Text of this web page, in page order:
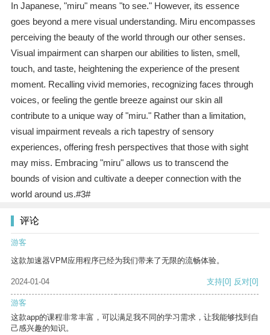
In Japanese, "miru" means "to see." However, its essence
goes beyond a mere visual understanding. Miru encompasses
perceiving the beauty of the world through our other senses.
Visual impairment can sharpen our abilities to listen, smell,
touch, and taste, heightening the experience of the present
moment. Recalling vivid memories, recognizing faces through
voices, or feeling the gentle breeze against our skin all
contribute to a unique way of "miru." Rather than a limitation,
visual impairment reveals a rich tapestry of sensory
experiences, offering fresh perspectives that those with sight
may miss. Embracing "miru" allows us to transcend the
bounds of vision and cultivate a deeper connection with the
world around us.#3#
评论
游客
这款加速器VPM应用程序已经为我们带来了无限的流畅体验。
2024-01-04 支持[0] 反对[0]
游客
这款app的课程非常丰富，可以满足我不同的学习需求，让我能够找到自
己感兴趣的知识。